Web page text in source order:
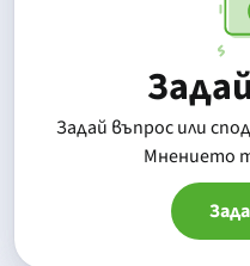
Задай въпрос или
Mнението